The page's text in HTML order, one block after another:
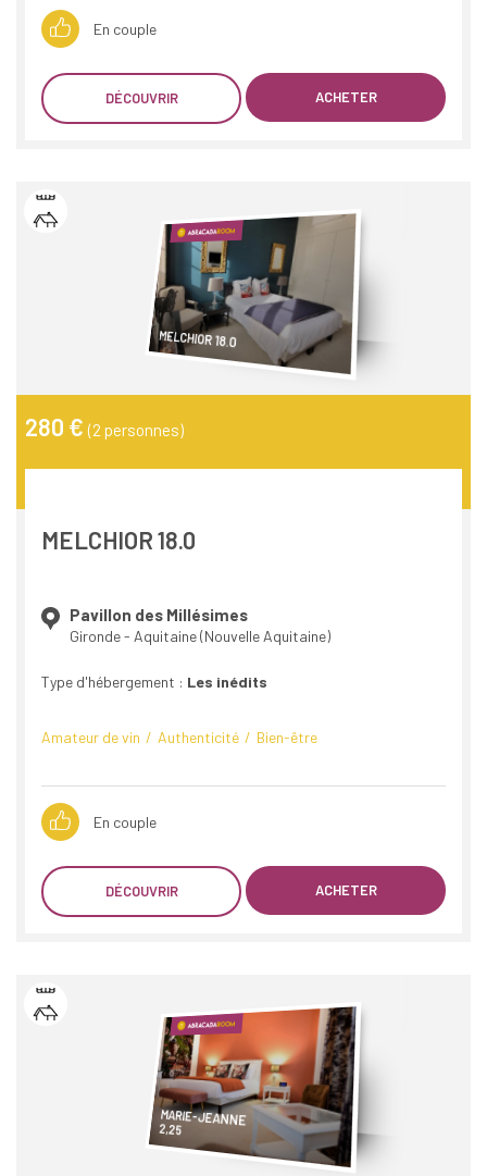
En couple
DÉCOUVRIR ACHETER
MELCHIOR 18.0
280 € (2 personnes)
MELCHIOR 18.0
Pavillon des Millésimes
Gironde - Aquitaine (Nouvelle Aquitaine)
Type d'hébergement : Les inédits
Amateur de vin Authenticité Bien-être
En couple
DÉCOUVRIR ACHETER
MARIE-JEANNE
2,25